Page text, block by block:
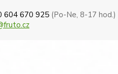
604 670 925 (Po-Ne, 8-17 hod.)